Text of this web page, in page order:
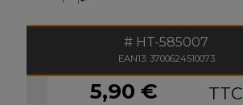
HT-585007
EAN13: 3700624510073
5,90 € TTC